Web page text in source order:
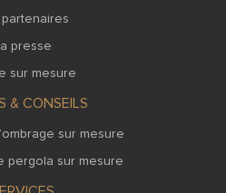
partenaires
presse
sur mesure
& CONSEILS
sur mesure
pergola sur mesure